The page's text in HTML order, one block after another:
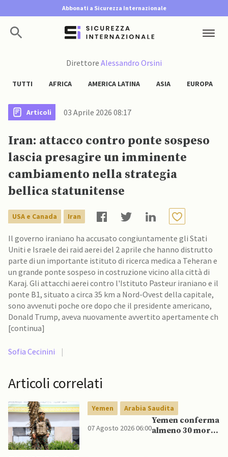
Abbonati a Sicurezza Internazionale
Direttore Alessandro Orsini
TUTTI AFRICA AMERICA LATINA ASIA EUROPA
Articoli 03 Aprile 2026 08:17
Iran: attacco contro ponte sospeso
lascia presagire un imminente
cambiamento nella strategia
bellica statunitense
USA e Canada Iran
Il governo iraniano ha accusato congiuntamente gli Stati
Uniti e Israele dei raid aerei del 2 aprile che hanno distrutto
parte di un importante istituto di ricerca medica a Teheran e
un grande ponte sospeso in costruzione vicino alla città di
Karaj. Gli attacchi aerei contro l'Istituto Pasteur iraniano e il
ponte B1, situato a circa 35 km a Nord-Ovest della capitale,
sono avvenuti poche ore dopo che il presidente americano,
Donald Trump, aveva nuovamente avvertito apertamente ch
[continua]
Sofia Cecinini |
Articoli correlati
Yemen Arabia Saudita
07 Agosto 2026 06:00
Yemen conferma
almeno 30 morti